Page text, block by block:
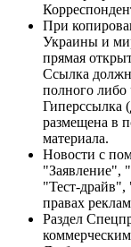
При
Украины и
прямая
Ссылка
полного либо
Гиперссылка
размещена в
материала.
Новости с
"Заявление",
"Тест-
правах
Раздел